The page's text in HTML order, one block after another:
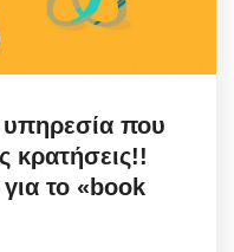
που
κρατήσεις!!
το «book